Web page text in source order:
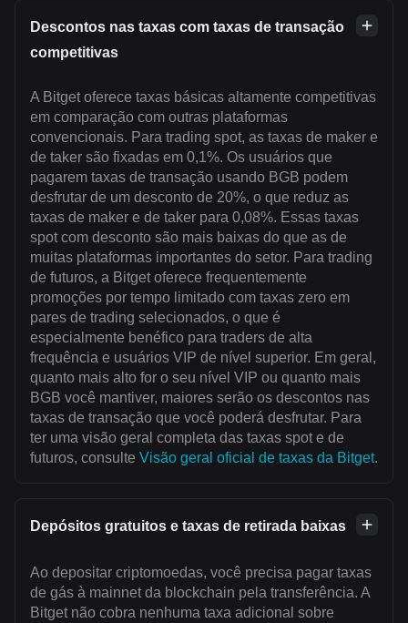
Descontos nas taxas com taxas de transação
competitivas
A Bitget oferece taxas básicas altamente competitivas
em comparação com outras plataformas
convencionais. Para trading spot, as taxas de maker e
de taker são fixadas em 0,1%. Os usuários que
pagarem taxas de transação usando BGB podem
desfrutar de um desconto de 20%, o que reduz as
taxas de maker e de taker para 0,08%. Essas taxas
spot com desconto são mais baixas do que as de
muitas plataformas importantes do setor. Para trading
de futuros, a Bitget oferece frequentemente
promoções por tempo limitado com taxas zero em
pares de trading selecionados, o que é
especialmente benéfico para traders de alta
frequência e usuários VIP de nível superior. Em geral,
quanto mais alto for o seu nível VIP ou quanto mais
BGB você mantiver, maiores serão os descontos nas
taxas de transação que você poderá desfrutar. Para
ter uma visão geral completa das taxas spot e de
futuros, consulte Visão geral oficial de taxas da Bitget.
Depósitos gratuitos e taxas de retirada baixas
Ao depositar criptomoedas, você precisa pagar taxas
de gás à mainnet da blockchain pela transferência. A
Bitget não cobra nenhuma taxa adicional sobre